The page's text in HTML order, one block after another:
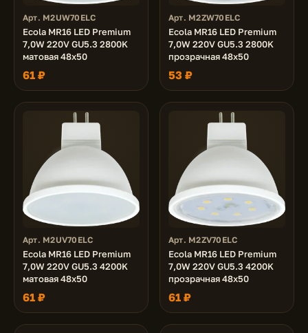
Арт. M2UW70ELC
Ecola MR16 LED Premium
7,0W 220V GU5.3 2800K
матовая 48x50
61 ₽
Арт. M2ZW70ELC
Ecola MR16 LED Premium
7,0W 220V GU5.3 2800K
прозрачная 48x50
53 ₽
Арт. M2UV70ELC
Ecola MR16 LED Premium
7,0W 220V GU5.3 4200K
матовая 48x50
61 ₽
Арт. M2ZV70ELC
Ecola MR16 LED Premium
7,0W 220V GU5.3 4200K
прозрачная 48x50
61 ₽